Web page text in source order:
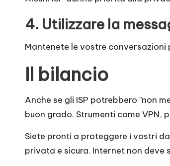
4. Utilizzare la
Mantenete le vostre
Il bilancio
Anche se gli ISP potrebbero "non
buon grado. Strumenti come
Siete pronti a proteggere i vostri
privata e sicura. Internet non deve